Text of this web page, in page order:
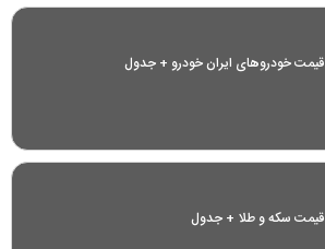
قیمت خودرو‌های ایران خودرو + جدول
قیمت سکه و طلا + جدول